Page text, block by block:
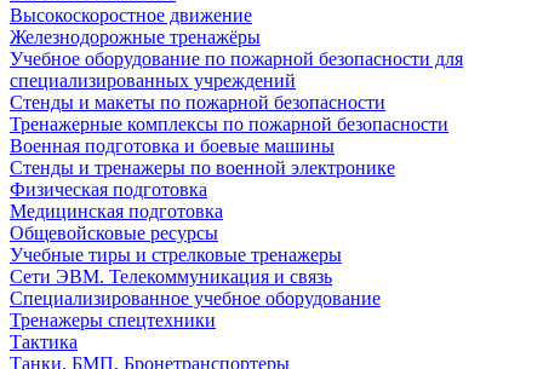
Высокоскоростное движение
Железнодорожные тренажёры
Учебное оборудование по пожарной безопасности для
специализированных учреждений
Стенды и макеты по пожарной безопасности
Тренажерные комплексы по пожарной безопасности
Военная подготовка и боевые машины
Стенды и тренажеры по военной электронике
Физическая подготовка
Медицинская подготовка
Общевойсковые ресурсы
Учебные тиры и стрелковые тренажеры
Сети ЭВМ. Телекоммуникация и связь
Специализированное учебное оборудование
Тренажеры спецтехники
Тактика
Танки. БМП. Бронетранспортеры